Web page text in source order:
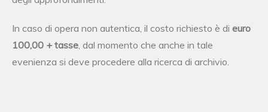
In caso di opera non autentica, il costo richiesto è di euro
100,00 + tasse, dal momento che anche in tale
evenienza si deve procedere alla ricerca di archivio.